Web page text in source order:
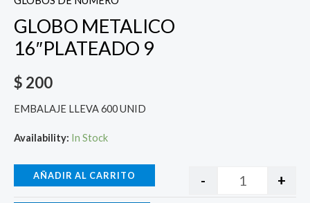
GLOBO METALICO
16″PLATEADO 9
$ 200
EMBALAJE LLEVA 600 UNID
Availability: In Stock
- +
AÑADIR AL CARRITO